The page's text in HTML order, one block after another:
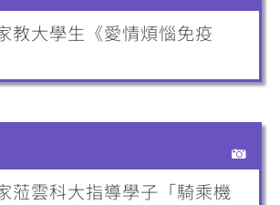
教大學生《愛情煩惱免疫
蒞雲科大指導學子「騎乘機